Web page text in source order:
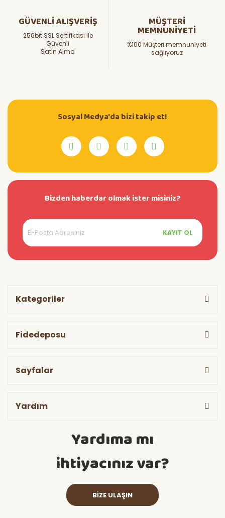
GÜVENLİ ALIŞVERİŞ
256bit SSL Sertifikası ile
Güvenli
Satın Alma
MÜŞTERİ
MEMNUNİYETİ
%100 Müşteri memnuniyeti
sağlıyoruz
Sosyal Medya'da bizi takip et!
Bizden haberdar olmak ister misiniz?
KAYIT OL
Kategoriler
Fidedeposu
Sayfalar
Yardım
Yardıma mı
ihtiyacınız var?
BİZE ULAŞIN